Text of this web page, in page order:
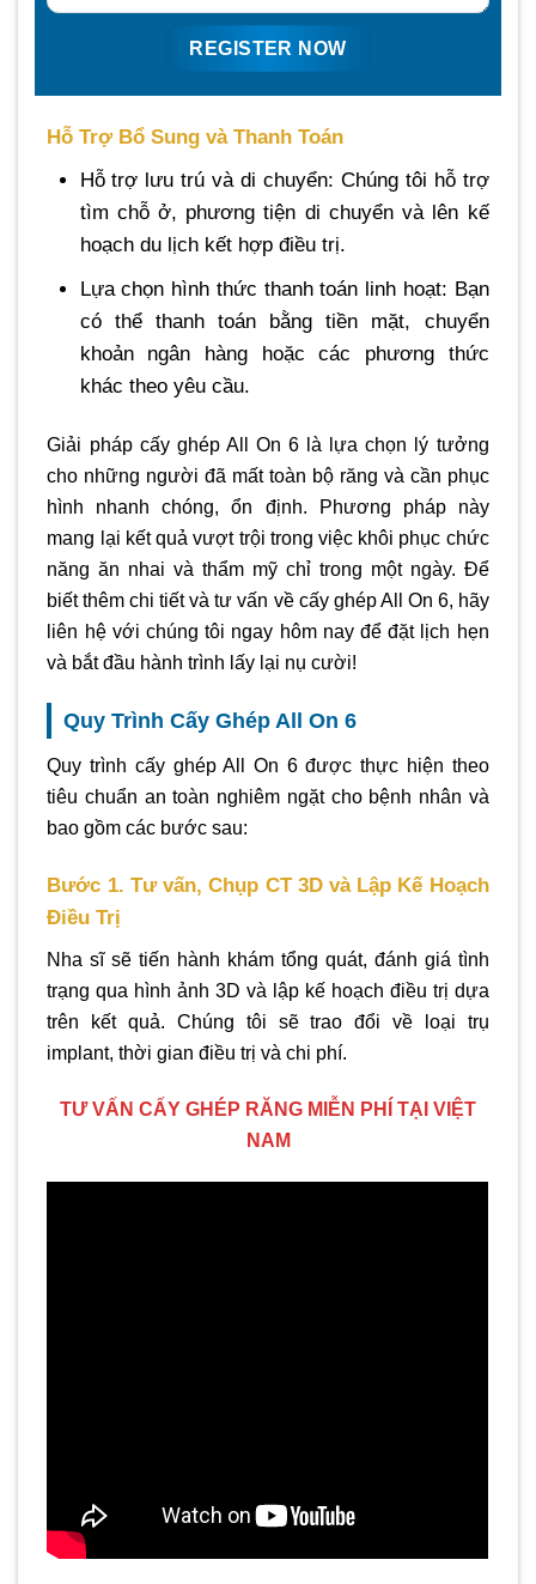
Hỗ Trợ Bổ Sung và Thanh Toán
Hỗ trợ lưu trú và di chuyển: Chúng tôi hỗ trợ
tìm chỗ ở, phương tiện di chuyển và lên kế
hoạch du lịch kết hợp điều trị.
Lựa chọn hình thức thanh toán linh hoạt: Bạn
có thể thanh toán bằng tiền mặt, chuyển
khoản ngân hàng hoặc các phương thức
khác theo yêu cầu.
Giải pháp cấy ghép All On 6 là lựa chọn lý tưởng
cho những người đã mất toàn bộ răng và cần phục
hình nhanh chóng, ổn định. Phương pháp này
mang lại kết quả vượt trội trong việc khôi phục chức
năng ăn nhai và thẩm mỹ chỉ trong một ngày. Để
biết thêm chi tiết và tư vấn về cấy ghép All On 6, hãy
liên hệ với chúng tôi ngay hôm nay để đặt lịch hẹn
và bắt đầu hành trình lấy lại nụ cười!
Quy Trình Cấy Ghép All On 6
Quy trình cấy ghép All On 6 được thực hiện theo
tiêu chuẩn an toàn nghiêm ngặt cho bệnh nhân và
bao gồm các bước sau:
Bước 1. Tư vấn, Chụp CT 3D và Lập Kế Hoạch
Điều Trị
Nha sĩ sẽ tiến hành khám tổng quát, đánh giá tình
trạng qua hình ảnh 3D và lập kế hoạch điều trị dựa
trên kết quả. Chúng tôi sẽ trao đổi về loại trụ
implant, thời gian điều trị và chi phí.
TƯ VẤN CẤY GHÉP RĂNG MIỄN PHÍ TẠI VIỆT
NAM